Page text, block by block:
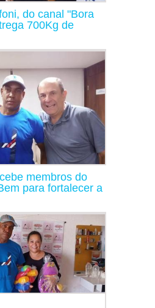
do canal "Bora
700Kg de
membros do
para fortalecer a